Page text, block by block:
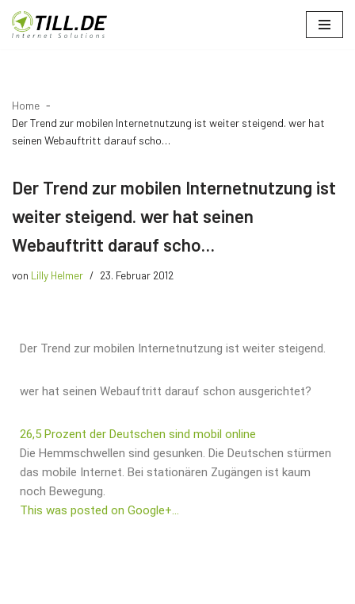
Zum
Home
Der Trend zur mobilen Internetnutzung ist weiter steigend. wer hat
seinen Webauftritt darauf scho…
Der Trend zur mobilen Internetnutzung ist
weiter steigend. wer hat seinen
Webauftritt darauf scho…
von Lilly Helmer 23. Februar 2012
Der Trend zur mobilen Internetnutzung ist weiter steigend.
wer hat seinen Webauftritt darauf schon ausgerichtet?
26,5 Prozent der Deutschen sind mobil online
Die Hemmschwellen sind gesunken. Die Deutschen stürmen
das mobile Internet. Bei stationären Zugängen ist kaum
noch Bewegung.
This was posted on Google+…